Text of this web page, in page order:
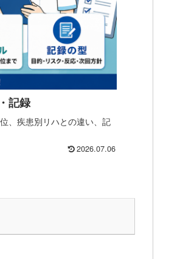
記録
、疾患別リハとの違い、記
2026.07.06